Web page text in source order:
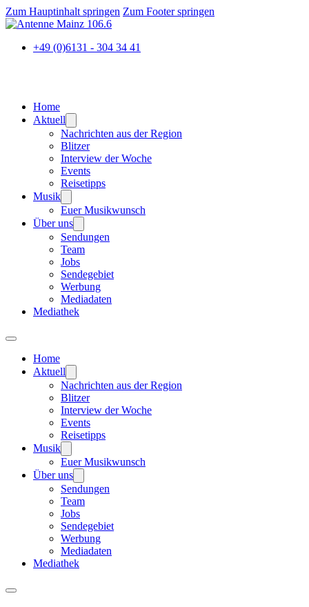
Zum Hauptinhalt springen Zum Footer springen
+49 (0)6131 - 304 34 41
Home
Aktuell
Nachrichten aus der Region
Blitzer
Interview der Woche
Events
Reisetipps
Musik
Euer Musikwunsch
Über uns
Sendungen
Team
Jobs
Sendegebiet
Werbung
Mediadaten
Mediathek
Home
Aktuell
Nachrichten aus der Region
Blitzer
Interview der Woche
Events
Reisetipps
Musik
Euer Musikwunsch
Über uns
Sendungen
Team
Jobs
Sendegebiet
Werbung
Mediadaten
Mediathek